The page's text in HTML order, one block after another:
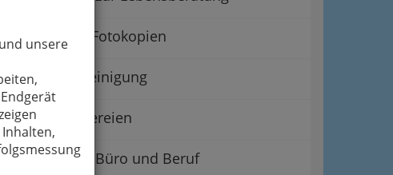
unsere
Fotos & Fotokopien
Kleiderreinigung
Schneidereien
Büro und Beruf